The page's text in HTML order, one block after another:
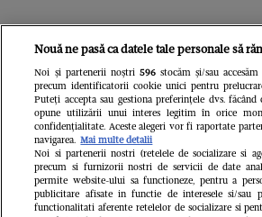
„Rămâi sexy!” Cum s-a
Nouă ne pasă ca datele tale personale să
Noi și partenerii noștri 596stocăm și/sau
precum identificatorii cookie unici pentru
Puteți accepta sau gestiona preferințele dvs.
opune utilizării unui interes legitim în orice
confidențialitate. Aceste alegeri vor fi raportate
navigarea. Mai multe detalii
Noi si partenerii nostri (retelele de socializare si
precum si furnizorii nostri de servicii de date
permite website-ului sa functioneze, pentru a
publicitare afisate in functie de interesele si/
functionalitati aferente retelelor de socializare si